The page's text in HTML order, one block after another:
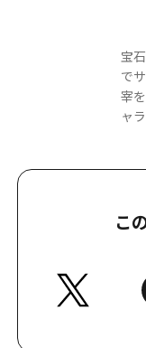
宝
で
宰
ャ
こ